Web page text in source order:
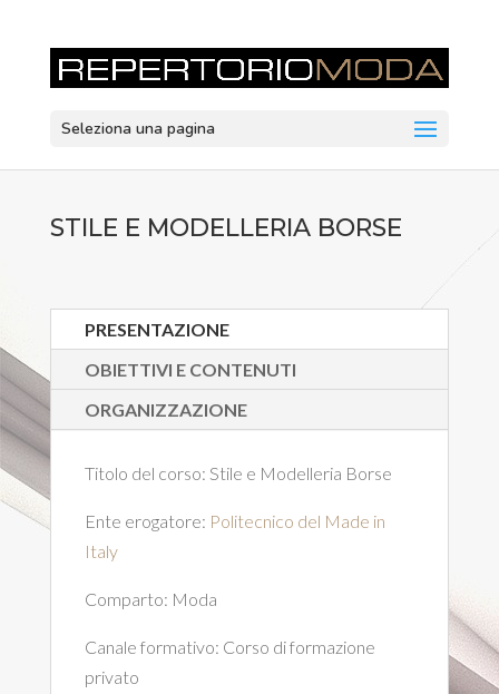
Seleziona una pagina
STILE E MODELLERIA BORSE
PRESENTAZIONE
OBIETTIVI E CONTENUTI
ORGANIZZAZIONE
Titolo del corso: Stile e Modelleria Borse
Ente erogatore: Politecnico del Made in
Italy
Comparto: Moda
Canale formativo: Corso di formazione
privato